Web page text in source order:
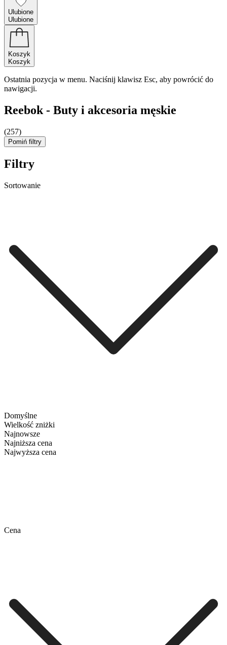
Ulubione
Ulubione
Koszyk
Koszyk
Ostatnia pozycja w menu. Naciśnij klawisz Esc, aby powrócić do
nawigacji.
Reebok - Buty i akcesoria męskie
(257)
Pomiń filtry
Filtry
Sortowanie
Domyślne
Wielkość zniżki
Najnowsze
Najniższa cena
Najwyższa cena
Cena